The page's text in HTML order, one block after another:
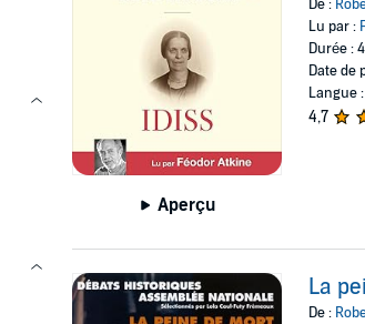
Aperçu
De :
Lu par :
Durée :
Date de
Langue
4,7
La
De :